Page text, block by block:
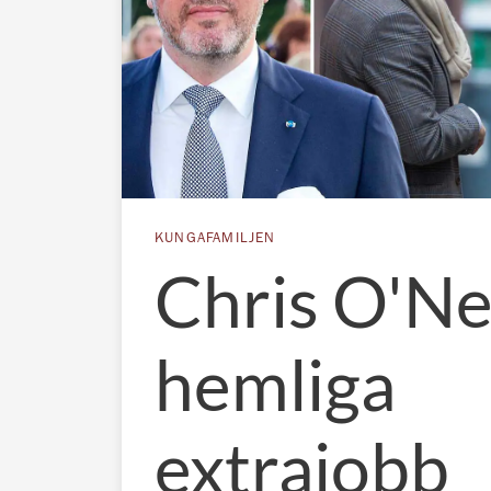
KUNGAFAMILJEN
Chris
hemliga
extrajobb